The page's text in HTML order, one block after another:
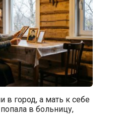
в город, а мать к себе
в больницу,